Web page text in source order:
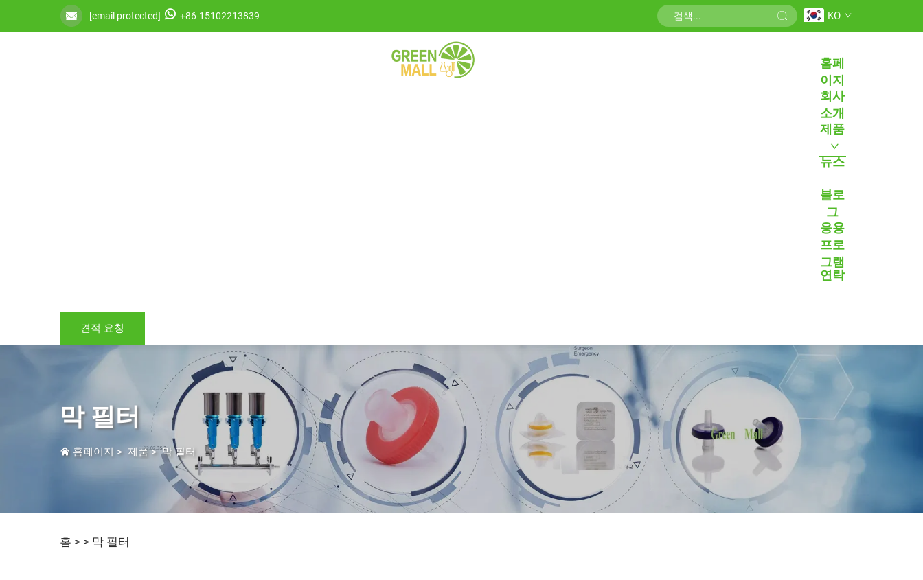
[email protected] +86-15102213839 KO
홈페
이지
회사
소개
제품
뉴스
블로
그
응용
프로
그램
연락
견적 요청
막 필터
홈페이지 > 제품>막 필터
홈 > > 막 필터